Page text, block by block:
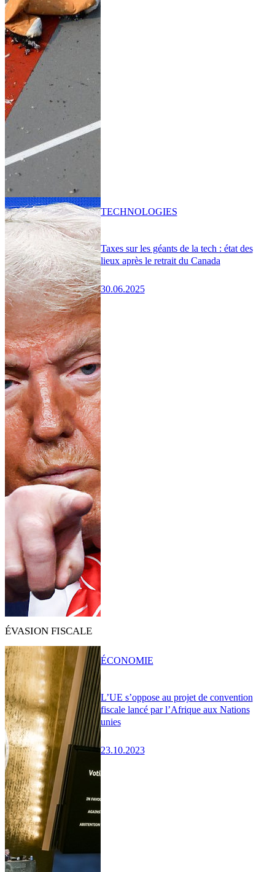
Taxes sur les géants de la tech : état des
lieux après le retrait du Canada
30.06.2025
TECHNOLOGIES
ÉVASION FISCALE
L’UE s’oppose au projet de convention
fiscale lancé par l’Afrique aux Nations
unies
23.10.2023
ÉCONOMIE